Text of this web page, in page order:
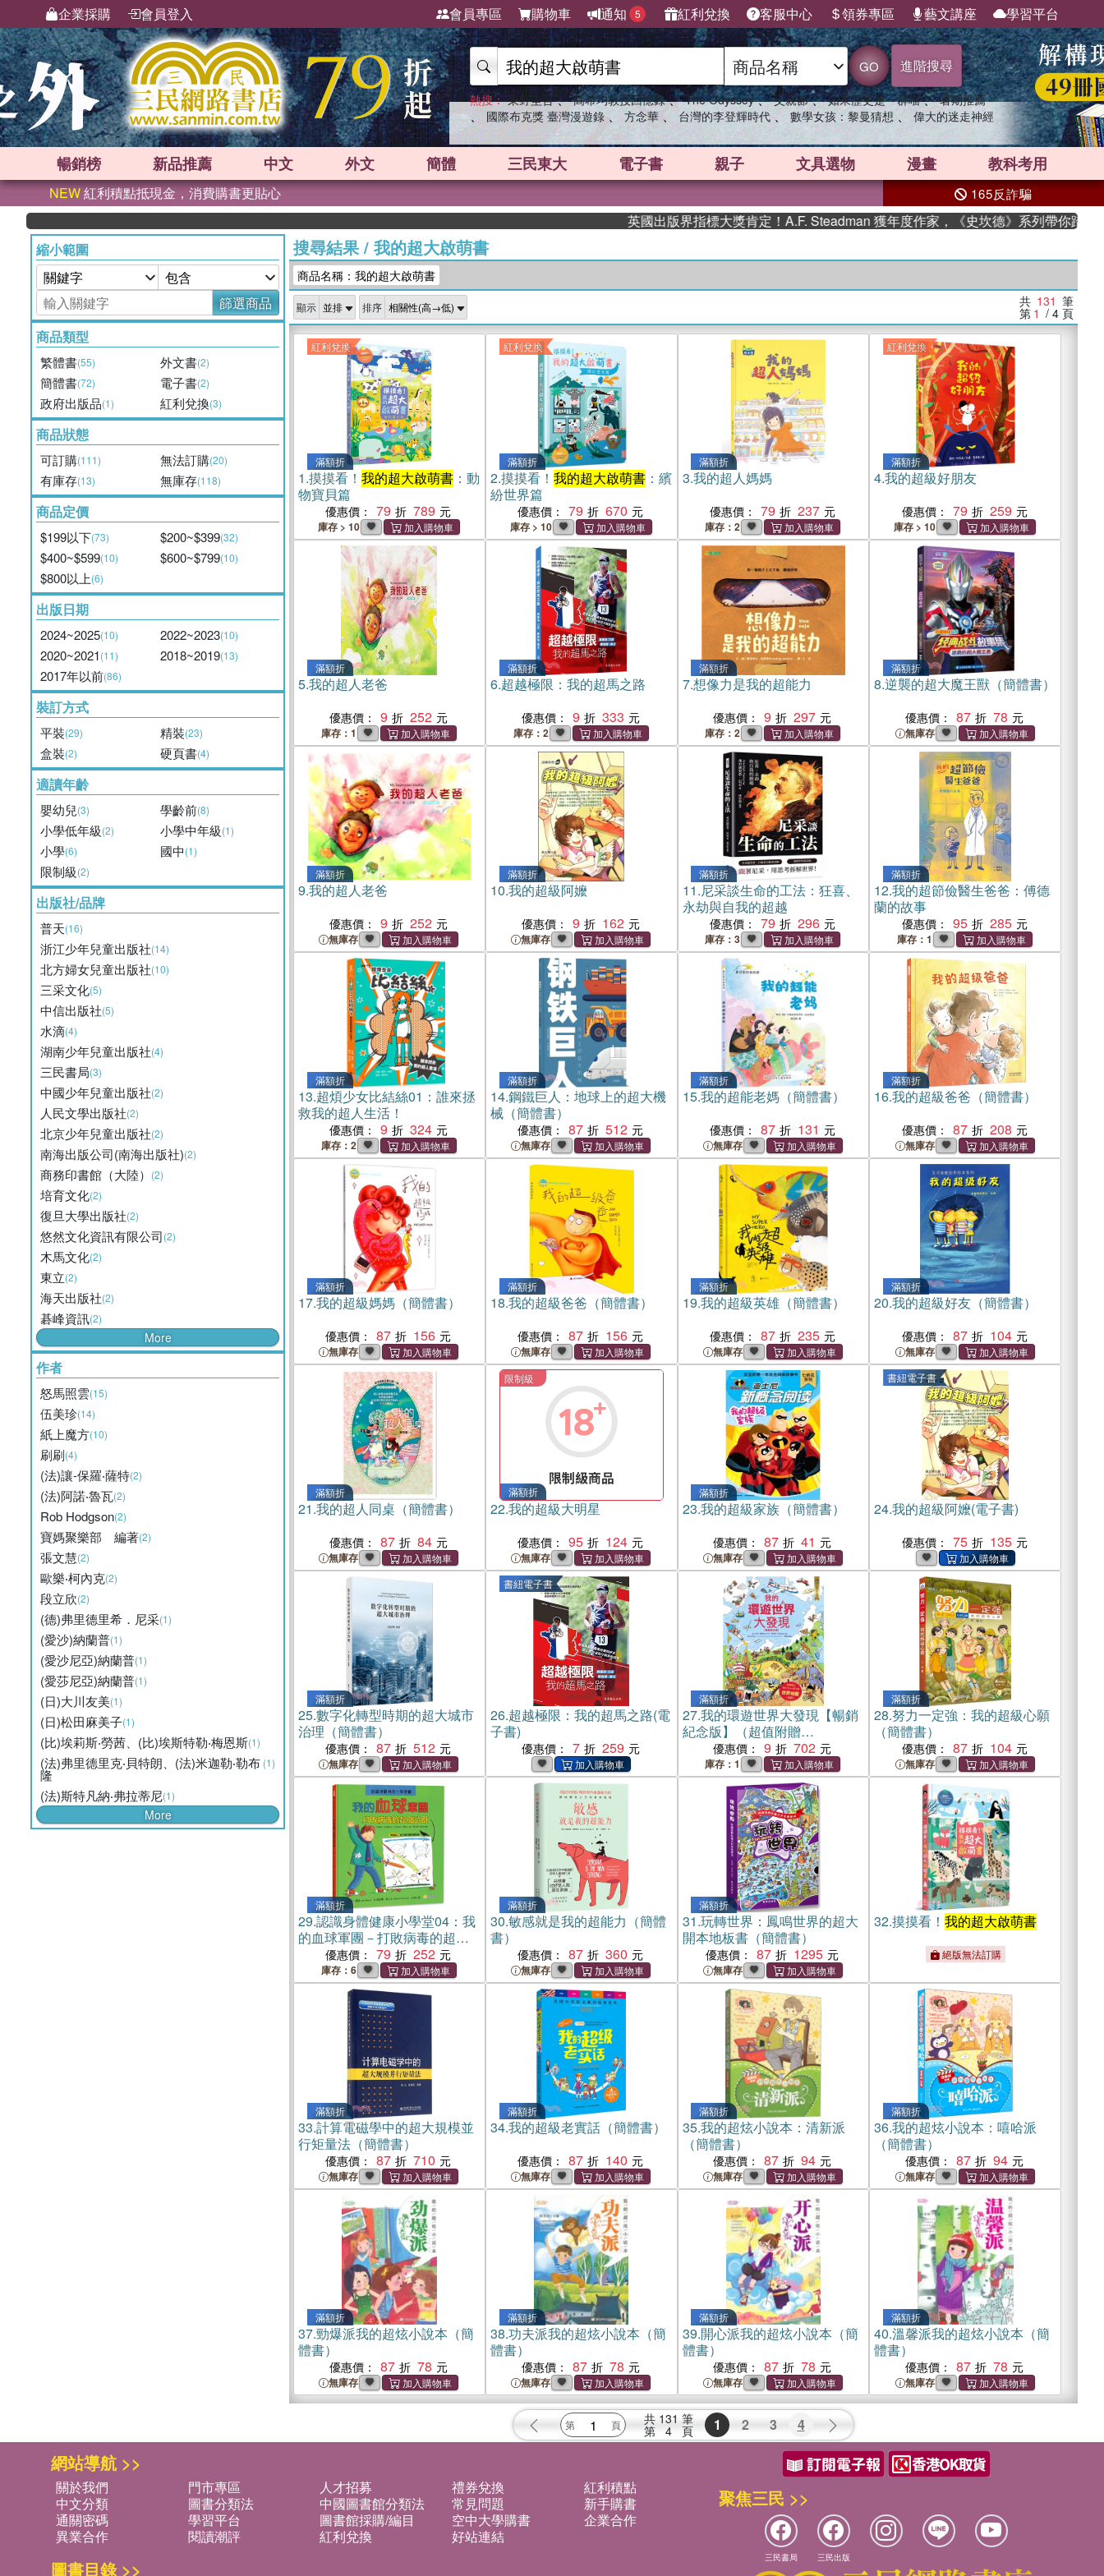
企業採購 會員登入 會員專區 購物車 通知 5 紅利兌換 客服中心 領券專區 藝文講座 學習平台
GO 進階搜尋
熱搜： 東野圭吾 、 高希均教授回憶錄 、 The Odyssey 、 父親節 、 如果歷史是一群喵 、 暑期推薦
、 國際布克獎 臺灣漫遊錄 、 方念華 、 台灣的李登輝時代 、 數學女孩：黎曼猜想 、 偉大的迷走神經
暢銷榜 新品推薦 中文 外文 簡體 三民東大 電子書 親子 文具選物 漫畫 教科考用
NEW紅利積點抵現金，消費購書更貼心 165反詐騙
英國出版界指標大獎肯定！A.F. Steadman 獲年度作家，《史坎德》系列帶你踏上熱血奇幻旅
縮小範圍
篩選商品
商品類型
繁體書(55) 外文書(2)
簡體書(72) 電子書(2)
政府出版品(1) 紅利兌換(3)
商品狀態
可訂購(111) 無法訂購(20)
有庫存(13) 無庫存(118)
商品定價
$199以下(73) $200~$399(32)
$400~$599(10) $600~$799(10)
$800以上(6)
出版日期
2024~2025(10) 2022~2023(10)
2020~2021(11) 2018~2019(13)
2017年以前(86)
裝訂方式
平裝(29) 精裝(23)
盒裝(2) 硬頁書(4)
適讀年齡
嬰幼兒(3) 學齡前(8)
小學低年級(2) 小學中年級(1)
小學(6) 國中(1)
限制級(2)
出版社/品牌
普天(16)
浙江少年兒童出版社(14)
北方婦女兒童出版社(10)
三采文化(5)
中信出版社(5)
水滴(4)
湖南少年兒童出版社(4)
三民書局(3)
中國少年兒童出版社(2)
人民文學出版社(2)
北京少年兒童出版社(2)
南海出版公司(南海出版社)(2)
商務印書館（大陸） (2)
培育文化(2)
復旦大學出版社(2)
悠然文化資訊有限公司(2)
木馬文化(2)
東立(2)
海天出版社(2)
碁峰資訊(2)
More
作者
怒馬照雲(15)
伍美珍(14)
紙上魔方(10)
刷刷(4)
(法)讓-保羅‧薩特(2)
(法)阿諾‧魯瓦(2)
Rob Hodgson(2)
寶媽聚樂部 編著(2)
張文慧(2)
歐樂‧柯內克(2)
段立欣(2)
(德)弗里德里希．尼采(1)
(愛沙)納蘭普(1)
(愛沙尼亞)納蘭普(1)
(愛莎尼亞)納蘭普(1)
(日)大川友美(1)
(日)松田麻美子(1)
(比)埃莉斯‧勞茜、(比)埃斯特勒‧梅恩斯(1)
(法)弗里德里克‧貝特朗、(法)米迦勒‧勒布
隆
(1)
(法)斯特凡納‧弗拉蒂尼(1)
More
搜尋結果/ 我的超大啟萌書
商品名稱：我的超大啟萌書
顯示 排序 共 131 筆
第 1 / 4 頁
紅利兌換
滿額折
1.摸摸看！ 我的超大啟萌書 ：動
物寶貝篇
優惠價： 79 789
庫存 > 10
紅利兌換
滿額折
2.摸摸看！ 我的超大啟萌書：繽
紛世界篇
優惠價： 79 670
庫存 > 10
滿額折
3.我的超人媽媽
優惠價： 79 237
庫存：2
紅利兌換
滿額折
4.我的超級好朋友
優惠價： 79 259
庫存 > 10
滿額折
5.我的超人老爸
優惠價： 9 252
庫存：1
滿額折
6.超越極限：我的超馬之路
優惠價： 9 333
庫存：2
滿額折
7.想像力是我的超能力
優惠價： 9 297
庫存：2
滿額折
8.逆襲的超大魔王獸（簡體書）
優惠價： 87 78
無庫存
滿額折
9.我的超人老爸
優惠價： 9 252
無庫存
滿額折
10.我的超級阿嬤
優惠價： 9 162
無庫存
滿額折
11.尼采談生命的工法：狂喜、
永劫與自我的超越
優惠價： 79 296
庫存：3
滿額折
12.我的超節儉醫生爸爸：傅德
蘭的故事
優惠價： 95 285
庫存：1
滿額折
13.超煩少女比結絲01：誰來拯
救我的超人生活！
優惠價： 9 324
庫存：2
滿額折
14.鋼鐵巨人：地球上的超大機
械（簡體書）
優惠價： 87 512
無庫存
滿額折
15.我的超能老媽（簡體書）
優惠價： 87 131
無庫存
滿額折
16.我的超級爸爸（簡體書）
優惠價： 87 208
無庫存
滿額折
17.我的超級媽媽（簡體書）
優惠價： 87 156
無庫存
滿額折
18.我的超級爸爸（簡體書）
優惠價： 87 156
無庫存
滿額折
19.我的超級英雄（簡體書）
優惠價： 87 235
無庫存
滿額折
20.我的超級好友（簡體書）
優惠價： 87 104
無庫存
滿額折
21.我的超人同桌（簡體書）
優惠價： 87 84
無庫存
限制級
滿額折
22.我的超級大明星
優惠價： 95 124
無庫存
滿額折
23.我的超級家族（簡體書）
優惠價： 87 41
無庫存
書紐電子書
24.我的超級阿嬤(電子書)
優惠價： 75 135
滿額折
25.數字化轉型時期的超大城市
治理（簡體書）
優惠價： 87 512
無庫存
書紐電子書
26.超越極限：我的超馬之路(電
子書)
優惠價： 7 259
滿額折
27.我的環遊世界大發現【暢銷
紀念版】（超值附贈
─100×70cm 超大幅世界地圖海
報）
優惠價： 9 702
庫存：1
滿額折
28.努力一定強：我的超級心願
（簡體書）
優惠價： 87 104
無庫存
滿額折
29.認識身體健康小學堂04：我
的血球軍團－打敗病毒的超強
優惠價： 79 252
庫存：6
滿額折
30.敏感就是我的超能力（簡體
書）
優惠價： 87 360
無庫存
滿額折
31.玩轉世界：鳳鳴世界的超大
開本地板書（簡體書）
優惠價： 87 1295
無庫存
32.摸摸看！我的超大啟萌書
絕版無法訂購
滿額折
33.計算電磁學中的超大規模並
行矩量法（簡體書）
優惠價： 87 710
無庫存
滿額折
34.我的超級老實話（簡體書）
優惠價： 87 140
無庫存
滿額折
35.我的超炫小說本：清新派
（簡體書）
優惠價： 87 94
無庫存
滿額折
36.我的超炫小說本：嘻哈派
（簡體書）
優惠價： 87 94
無庫存
滿額折
37.勁爆派我的超炫小說本（簡
體書）
優惠價： 87 78
無庫存
滿額折
38.功夫派我的超炫小說本（簡
體書）
優惠價： 87 78
無庫存
滿額折
39.開心派我的超炫小說本（簡
體書）
優惠價： 87 78
無庫存
滿額折
40.溫馨派我的超炫小說本（簡
體書）
優惠價： 87 78
無庫存
共 131 筆
第 4 頁 1 2 3 4
網站導航 >>
關於我們 門市專區 人才招募 禮券兌換
紅利積點
中文分類
圖書分類法 中國圖書館分類法 常見問題
新手購書
通關密碼
學習平台 圖書館採購/編目 空中大學購書
企業合作
異業合作
閱讀潮評 紅利兌換 好站連結
圖書目錄 >>
聚焦三民 >>
三民書局 三民出版